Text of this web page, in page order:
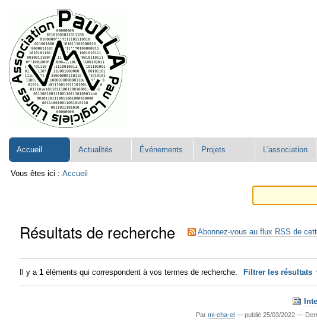
contenu.
Aller
à
la
navigation
Accueil Actualités Événements Projets L'association
Vous êtes ici : Accueil
Résultats de recherche Abonnez-vous au flux RSS de
Il y a1 éléments qui correspondent à vos termes de recherche. Filtrer les résultats
Parmi-cha-el —publié 25/03/2022—